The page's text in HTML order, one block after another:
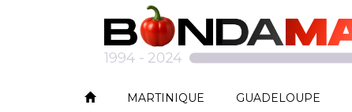
MARTINIQUE GUADELOUPE